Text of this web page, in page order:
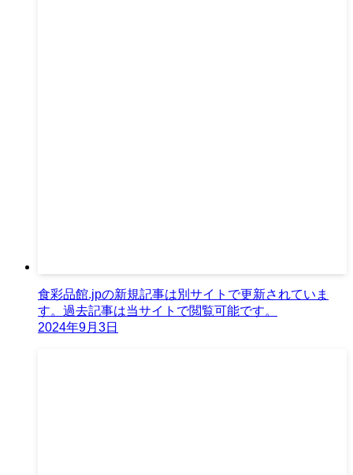
食彩品館.jpの新規記事は別サイトで更新されていま
す。過去記事は当サイトで閲覧可能です。
2024年9月3日